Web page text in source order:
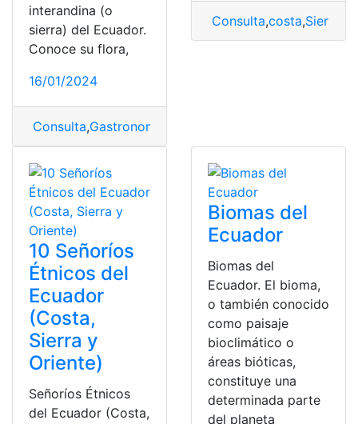
interandina (o
sierra) del Ecuador.
Conoce su flora,
16/01/2024
Consulta,Gastronomía
Consulta,costa,Sierra
10 Señoríos
Étnicos del
Ecuador
(Costa,
Sierra y
Oriente)
Señoríos Étnicos
del Ecuador (Costa,
Biomas del
Ecuador
Biomas del
Ecuador. El bioma,
o también conocido
como paisaje
bioclimático o
áreas bióticas,
constituye una
determinada parte
del planeta